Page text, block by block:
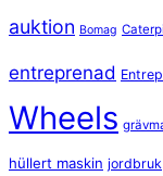
auktion Bomag
entreprenad
Wheels
hüllert maskin jordbruk